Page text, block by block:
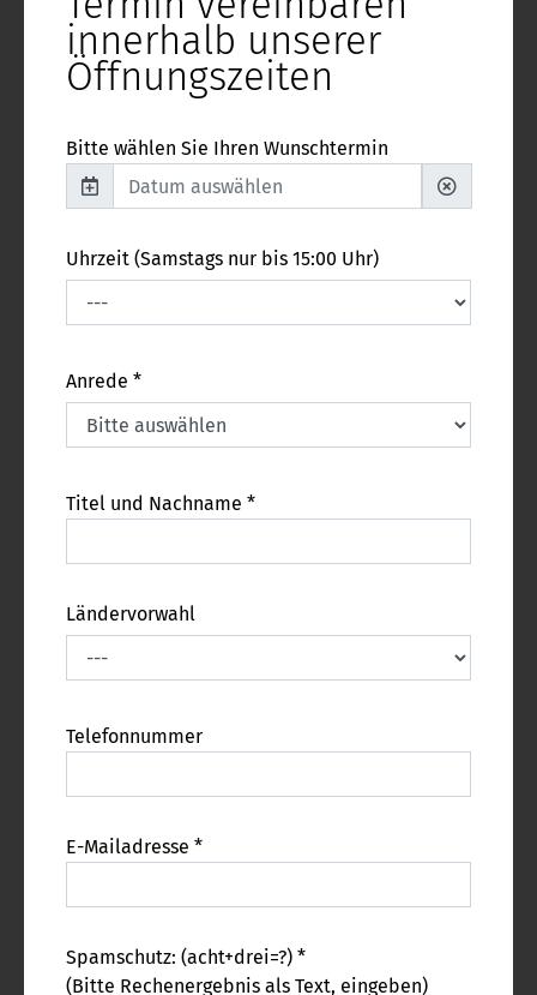
innerhalb unserer
Öffnungszeiten
Bitte wählen Sie Ihren Wunschtermin
Uhrzeit (Samstags nur bis 15:00 Uhr)
Anrede *
Titel und Nachname *
Ländervorwahl
Telefonnummer
E-Mailadresse *
Spamschutz: (acht+drei=?) *
(Bitte Rechenergebnis als Text, eingeben)